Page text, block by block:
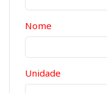
Nome
Unidade